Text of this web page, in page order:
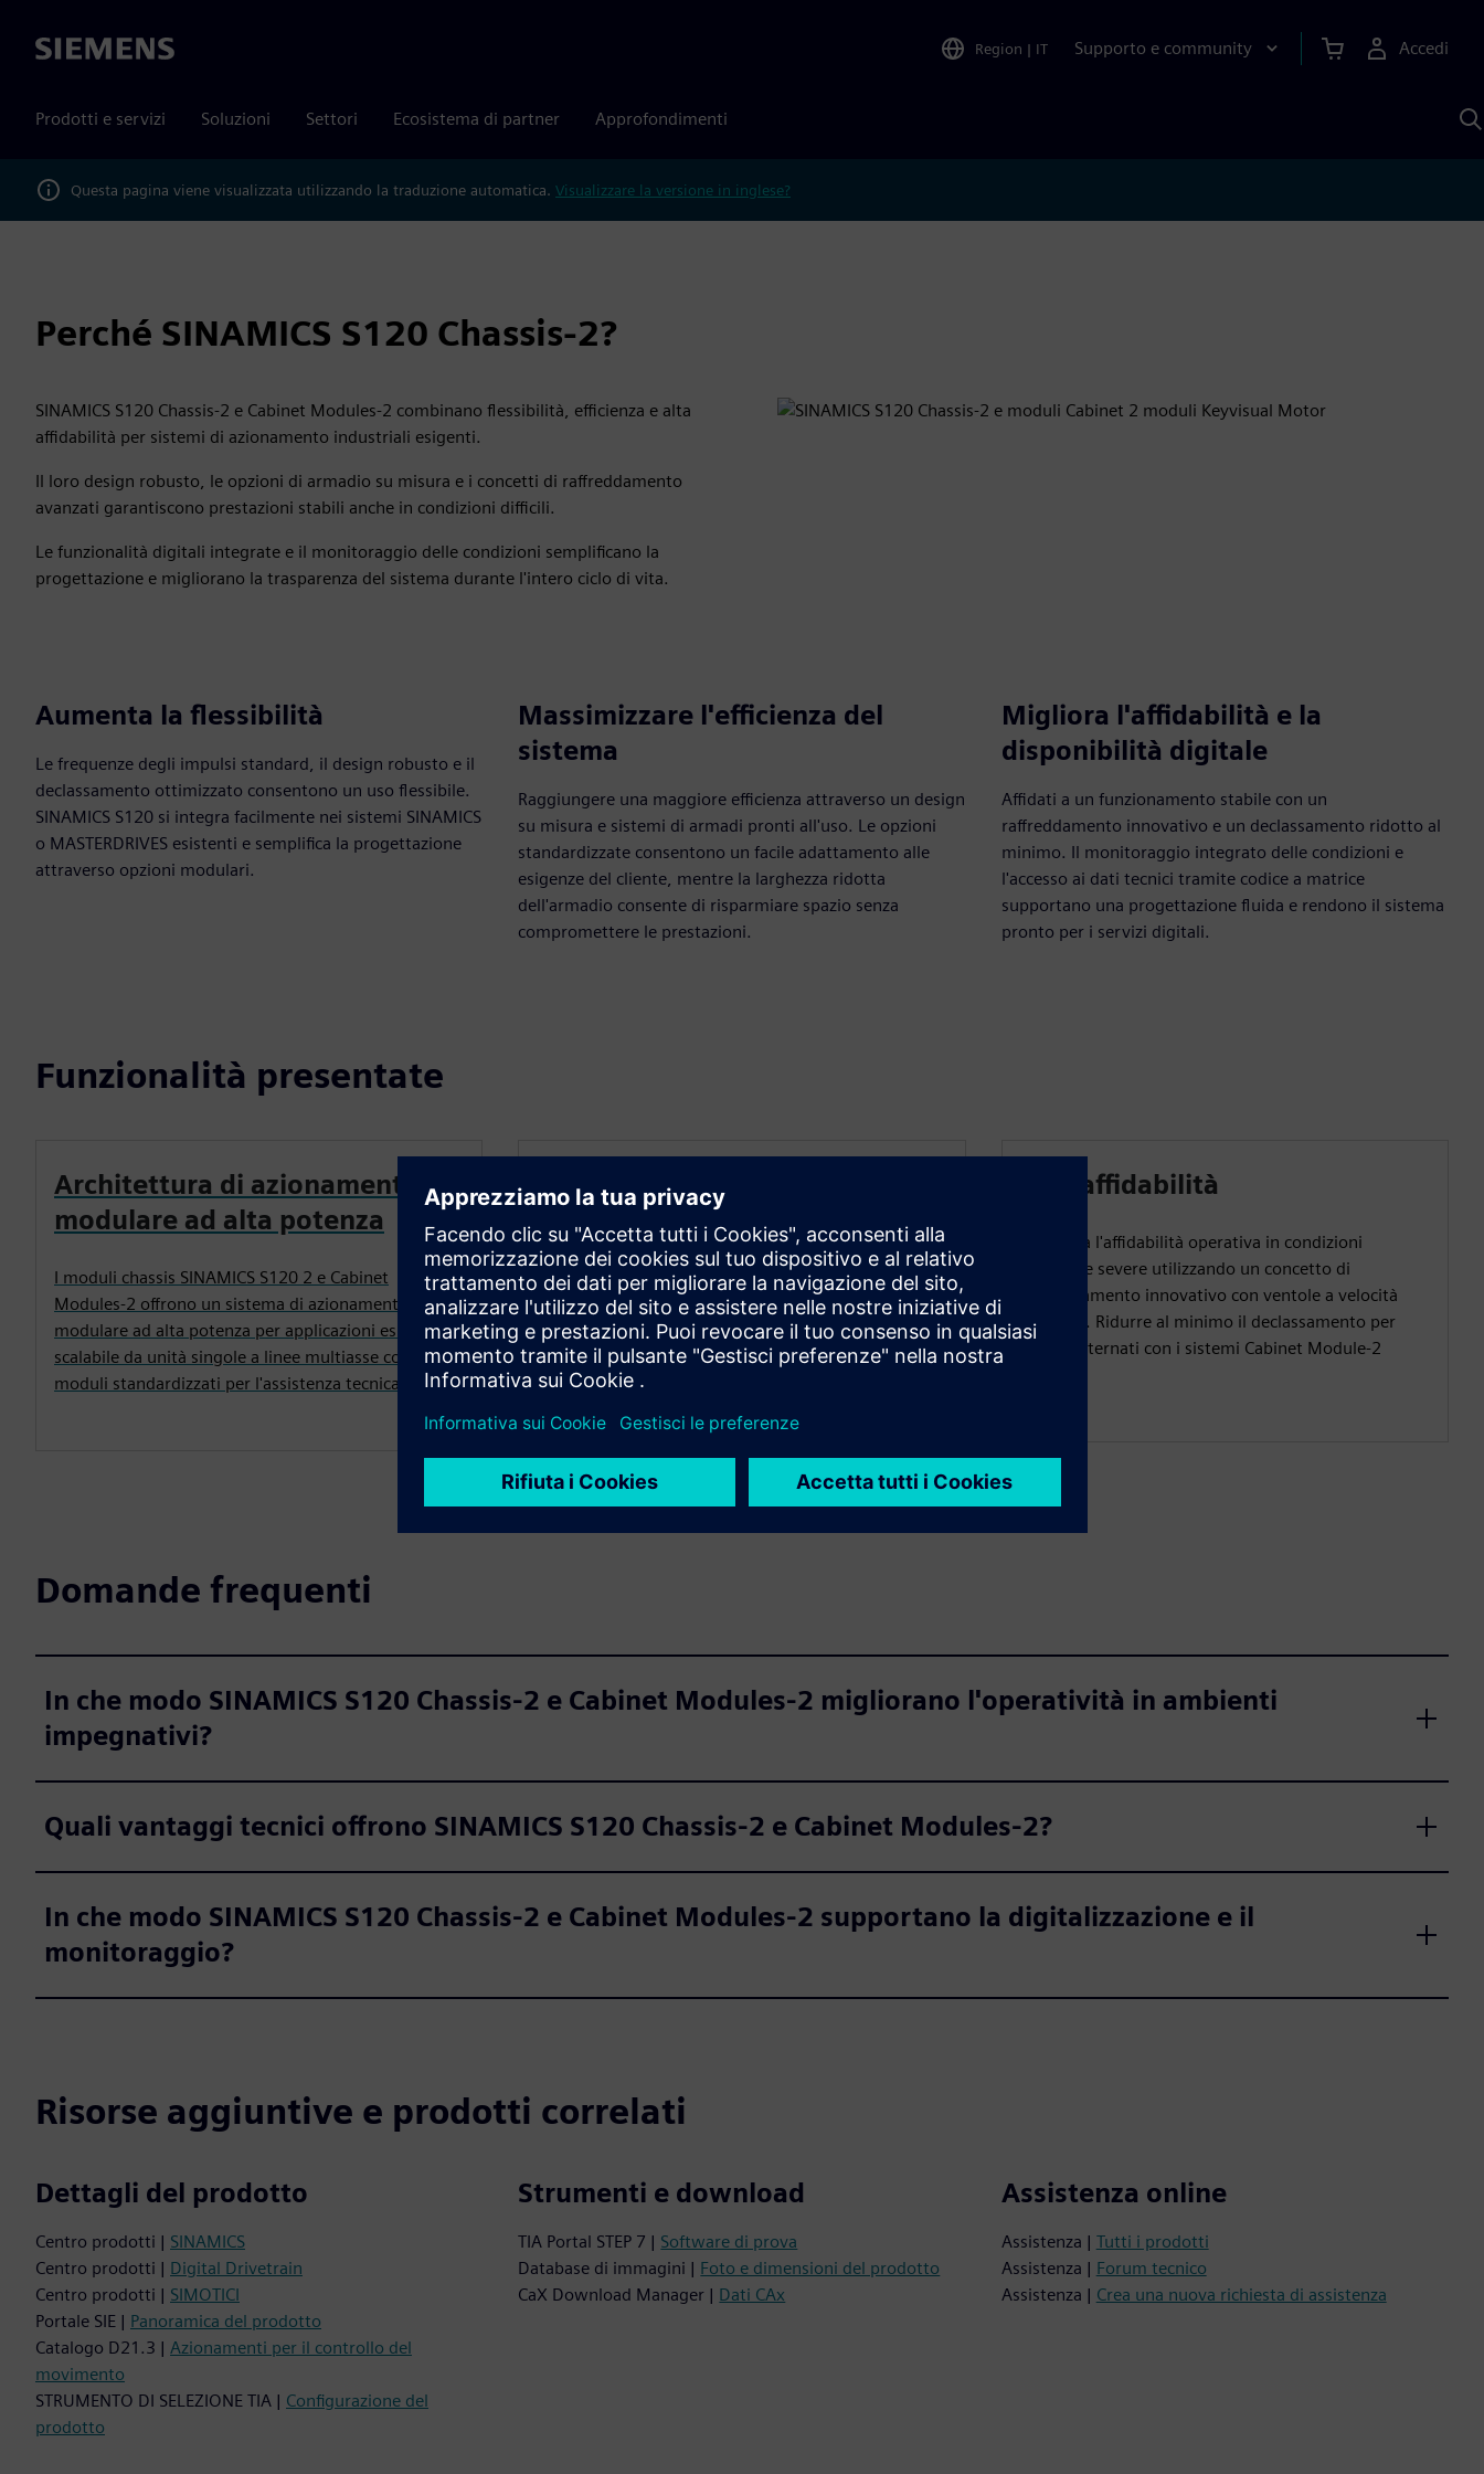
Siemens Region | IT Supporto e community Accedi
Prodotti e servizi Soluzioni Settori Ecosistema di partner Approfondimenti
Questa pagina viene visualizzata utilizzando la traduzione automatica. Visualizzare la versione in inglese?
Perché SINAMICS S120 Chassis-2?
SINAMICS S120 Chassis-2 e Cabinet Modules-2 combinano flessibilità, efficienza e alta
affidabilità per sistemi di azionamento industriali esigenti.
Il loro design robusto, le opzioni di armadio su misura e i concetti di raffreddamento
avanzati garantiscono prestazioni stabili anche in condizioni difficili.
Le funzionalità digitali integrate e il monitoraggio delle condizioni semplificano la
progettazione e migliorano la trasparenza del sistema durante l'intero ciclo di vita.
Aumenta la flessibilità
Le frequenze degli impulsi standard, il design robusto e il
declassamento ottimizzato consentono un uso flessibile.
SINAMICS S120 si integra facilmente nei sistemi SINAMICS
o MASTERDRIVES esistenti e semplifica la progettazione
attraverso opzioni modulari.
Massimizzare l'efficienza del
sistema
Raggiungere una maggiore efficienza attraverso un design
su misura e sistemi di armadi pronti all'uso. Le opzioni
standardizzate consentono un facile adattamento alle
esigenze del cliente, mentre la larghezza ridotta
dell'armadio consente di risparmiare spazio senza
compromettere le prestazioni.
Migliora l'affidabilità e la
disponibilità digitale
Affidati a un funzionamento stabile con un
raffreddamento innovativo e un declassamento ridotto al
minimo. Il monitoraggio integrato delle condizioni e
l'accesso ai dati tecnici tramite codice a matrice
supportano una progettazione fluida e rendono il sistema
pronto per i servizi digitali.
Funzionalità presentate
Architettura di azionamento
modulare ad alta potenza
I moduli chassis SINAMICS S120 2 e Cabinet
Modules‑2 offrono un sistema di azionamento
modulare ad alta potenza per applicazioni esigenti,
scalabile da unità singole a linee multiasse con
moduli standardizzati per l'assistenza tecnica.
Gestione efficiente dell'energia
e della fornitura di rete
Con alimentazione e rigenerazione integrati, i moduli
chassis SINAMICS S120-2 e i Cabinet Modules‑2
consentono una gestione efficiente dell'energia. La
rigenerazione della linea reimmette l'energia di
frenata nella rete, riducendo i consumi e i costi
Alta affidabilità
Aumenta l'affidabilità operativa in condizioni
operative severe utilizzando un concetto di
raffreddamento innovativo con ventole a velocità
variabile. Ridurre al minimo il declassamento per
carichi alternati con i sistemi Cabinet Module-2
Domande frequenti
In che modo SINAMICS S120 Chassis-2 e Cabinet Modules-2 migliorano l'operatività in ambienti
impegnativi?
Quali vantaggi tecnici offrono SINAMICS S120 Chassis-2 e Cabinet Modules-2?
In che modo SINAMICS S120 Chassis-2 e Cabinet Modules-2 supportano la digitalizzazione e il
monitoraggio?
Risorse aggiuntive e prodotti correlati
Dettagli del prodotto
Centro prodotti | SINAMICS
Centro prodotti | Digital Drivetrain
Centro prodotti | SIMOTICI
Portale SIE | Panoramica del prodotto
Catalogo D21.3 | Azionamenti per il controllo del
movimento
STRUMENTO DI SELEZIONE TIA | Configurazione del
prodotto
Strumenti e download
TIA Portal STEP 7 | Software di prova
Database di immagini | Foto e dimensioni del prodotto
CaX Download Manager | Dati CAx
Assistenza online
Assistenza | Tutti i prodotti
Assistenza | Forum tecnico
Assistenza | Crea una nuova richiesta di assistenza